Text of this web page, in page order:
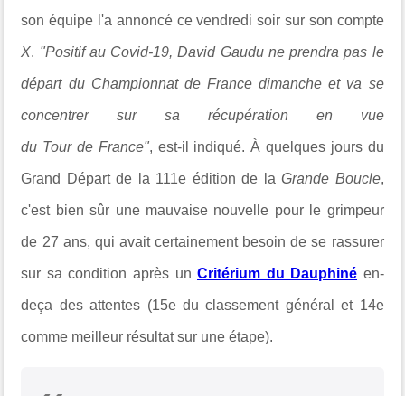
son équipe l'a annoncé ce vendredi soir sur son compte
X. "Positif au Covid-19, David Gaudu ne prendra pas le
départ du Championnat de France dimanche et va se
concentrer sur sa récupération en vue
du Tour de France", est-il indiqué. À quelques jours du
Grand Départ de la 111e édition de laGrande Boucle,
c'est bien sûr une mauvaise nouvelle pour le grimpeur
de 27 ans, qui avait certainement besoin de se rassurer
sur sa condition après unCritérium du Dauphiné en-
deça des attentes (15e du classement général et 14e
comme meilleur résultat sur une étape).